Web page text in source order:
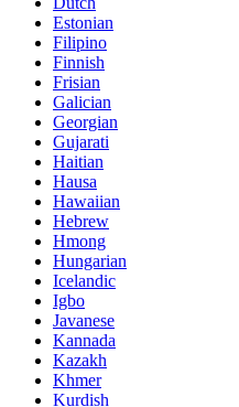
Estonian
Filipino
Finnish
Frisian
Galician
Georgian
Gujarati
Haitian
Hausa
Hawaiian
Hebrew
Hmong
Hungarian
Icelandic
Igbo
Javanese
Kannada
Kazakh
Khmer
Kurdish